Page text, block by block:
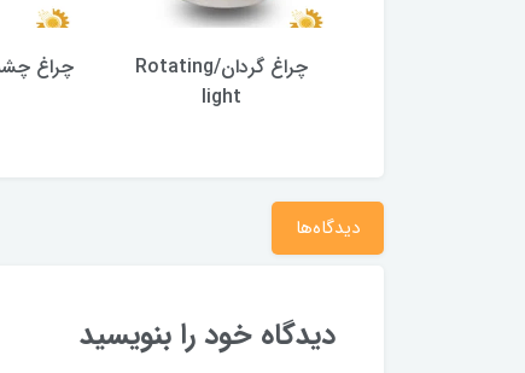
چراغ گردان/Rotating
light
دیدگاه‌ها
دیدگاه خود را بنویسید